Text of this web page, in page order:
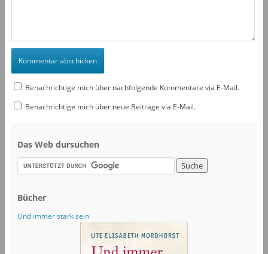
Benachrichtige mich über nachfolgende Kommentare via E-Mail.
Benachrichtige mich über neue Beiträge via E-Mail.
Das Web dursuchen
Bücher
Und immer stark sein